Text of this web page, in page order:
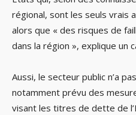
régional, sont les seuls vrais
alors que « des risques de
dans la région », explique un
Aussi, le secteur public n’a
notamment prévu des
visant les titres de dette de